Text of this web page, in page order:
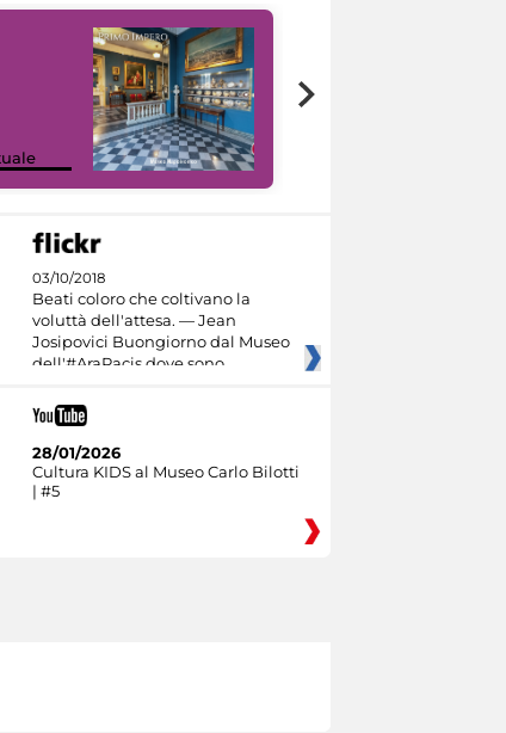
03/10/2018
Beati coloro che coltivano la
voluttà dell'attesa. — Jean
Josipovici Buongiorno dal Museo
dell'#AraPacis dove sono
28/01/2026
Cultura KIDS al Museo Carlo Bilotti
| #5